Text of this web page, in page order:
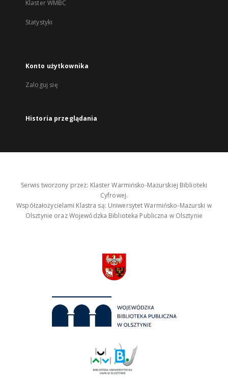
Klaster WMBC
Statystyki
Konto użytkownika
Zaloguj się
Historia przeglądania
Serwis tworzony przez: Klaster Warmińsko-Mazurskiej Biblioteki
Cyfrowej.
Współzałożycielami Klastra są: Uniwersytet Warmińsko-Mazurski w
Olsztynie oraz Wojewódzka Biblioteka Publiczna w Olsztynie